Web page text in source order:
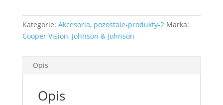
o
nazwie
eyeoxy
perfect
gratis
Kategorie: Akcesoria, pozostale-produkty-2 Marka:
Cooper Vision, Johnson & Johnson
Opis
Opis